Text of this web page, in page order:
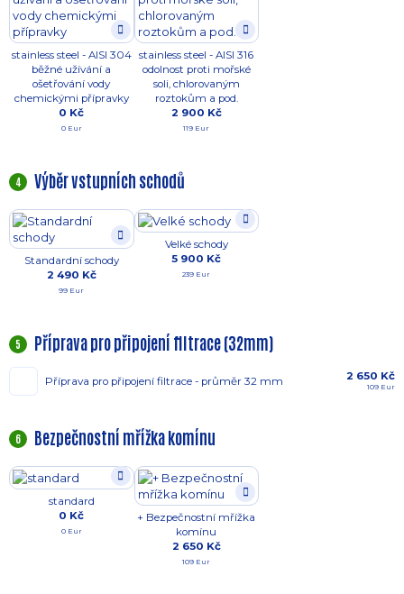
stainless steel - AISI 304
běžné užívání a
ošetřování vody
chemickými přípravky
0 Kč
0 Eur
stainless steel - AISI 316
odolnost proti mořské
soli, chlorovaným
roztokům a pod.
2 900 Kč
119 Eur
4 Výběr vstupních schodů
Standardní schody
2 490 Kč
99 Eur
Velké schody
5 900 Kč
239 Eur
5 Příprava pro připojení filtrace (32mm)
Příprava pro připojení filtrace - průměr 32 mm 2 650 Kč
109 Eur
6 Bezpečnostní mřížka komínu
standard
0 Kč
0 Eur
+ Bezpečnostní mřížka
komínu
2 650 Kč
109 Eur